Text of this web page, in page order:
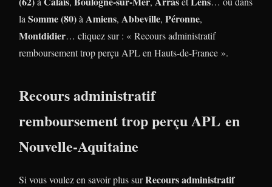
la Somme (80)à Amiens, Abbeville, Péronne,
Montdidier… cliquez sur : « Recours administratif
remboursement trop perçu APL en Hauts-de-France ».
Recours administratif
remboursement trop perçu APL en
Nouvelle-Aquitaine
Si vous voulez en savoir plus surRecours administratif